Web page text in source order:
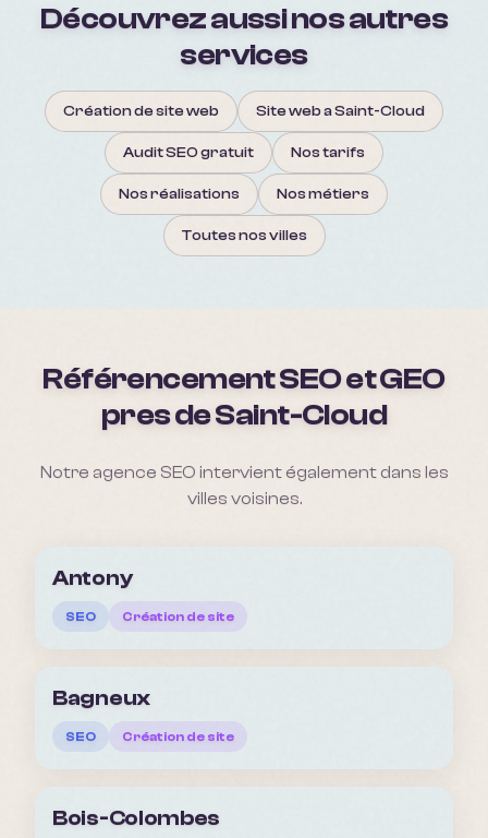
Découvrez aussi nos autres
services
Création de site web Site web a Saint-Cloud
Audit SEO gratuit Nos tarifs
Nos réalisations Nos métiers
Toutes nos villes
Référencement SEO et GEO
pres deSaint-Cloud
Notre agence SEO intervient également dans les
villes voisines.
Antony
SEO Création de site
Bagneux
SEO Création de site
Bois-Colombes